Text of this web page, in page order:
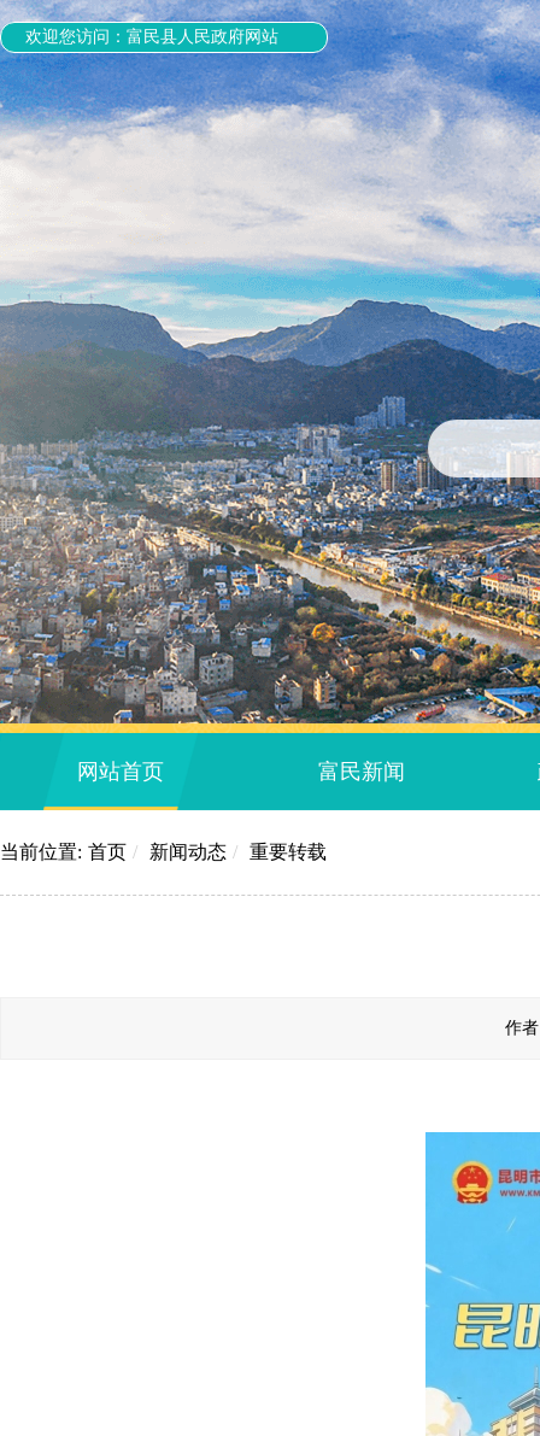
欢迎您访问：富民县人民政府网站
网站首页 富民新闻
当前位置: 首页 / 新闻动态 / 重要转载
作